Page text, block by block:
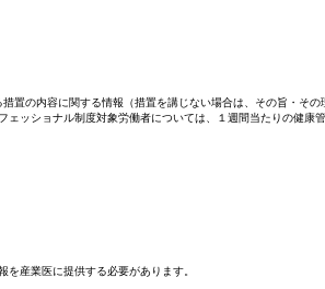
置の内容に関する情報（措置を講じない場合は、その旨・その
ッショナル制度対象労働者については、１週間当たりの健康
産業医に提供する必要があります。